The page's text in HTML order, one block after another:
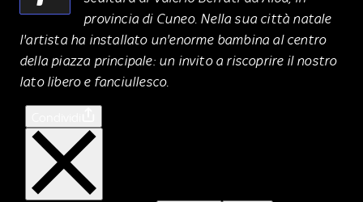
provincia di Cuneo. Nella sua città natale
l'artista ha installato un'enorme bambina al centro
della piazza principale: un invito a riscoprire il nostro
lato libero e fanciullesco.